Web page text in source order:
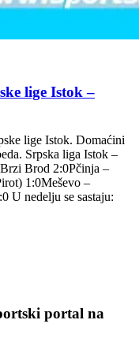
lige Istok –
lige Istok. Domaćini
Srpska liga Istok –
Brod 2:0Pčinja –
1:0Meševo –
U nedelju se sastaju:
portal na